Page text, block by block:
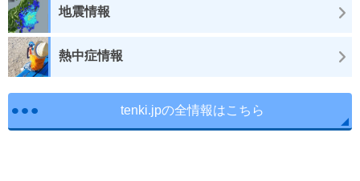
地震情報
熱中症情報
tenki.jpの全情報はこちら